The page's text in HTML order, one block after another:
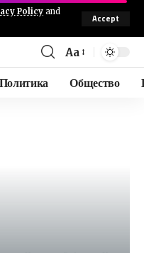
Policy and
Accept
Aa
Политика Общество